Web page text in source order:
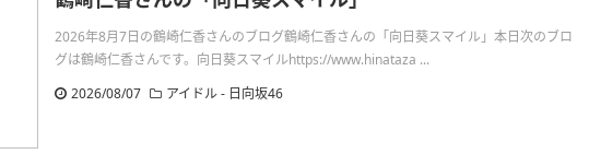
2026年8月7日の鶴崎仁香さんのブログ鶴崎仁香さんの「向日葵スマイル」本日次のブロ
グは鶴崎仁香さんです。向日葵スマイルhttps://www.hinataza ...
2026/08/07
アイドル - 日向坂46